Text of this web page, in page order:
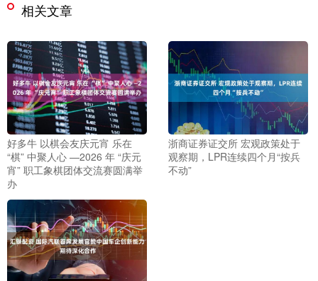
相关文章
好多牛 以棋会友庆元宵 乐在
“棋” 中聚人心 —2026 年 “庆元
宵” 职工象棋团体交流赛圆满举
办
浙商证券证交所 宏观政策处于
观察期，LPR连续四个月“按兵
不动”